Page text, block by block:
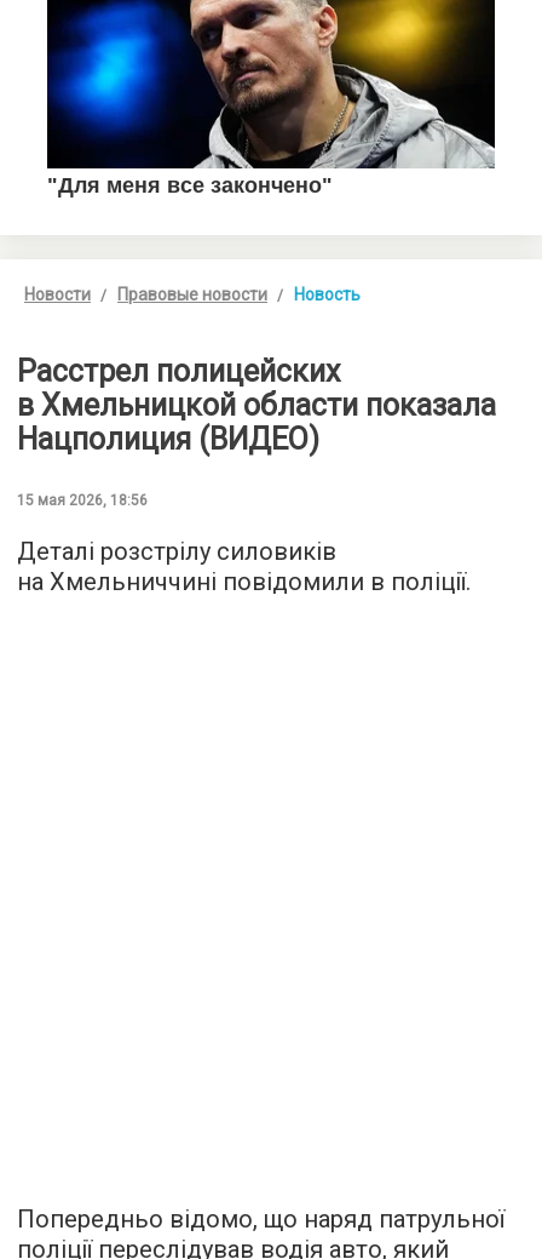
Новости Правовые новости Новость
Расстрел полицейских
в Хмельницкой области показала
Нацполиция (ВИДЕО)
15 мая 2026, 18:56
Деталі розстрілу силовиків
на Хмельниччині повідомили в поліції.
Попередньо відомо, що наряд патрульної
поліції переслідував водія авто, який